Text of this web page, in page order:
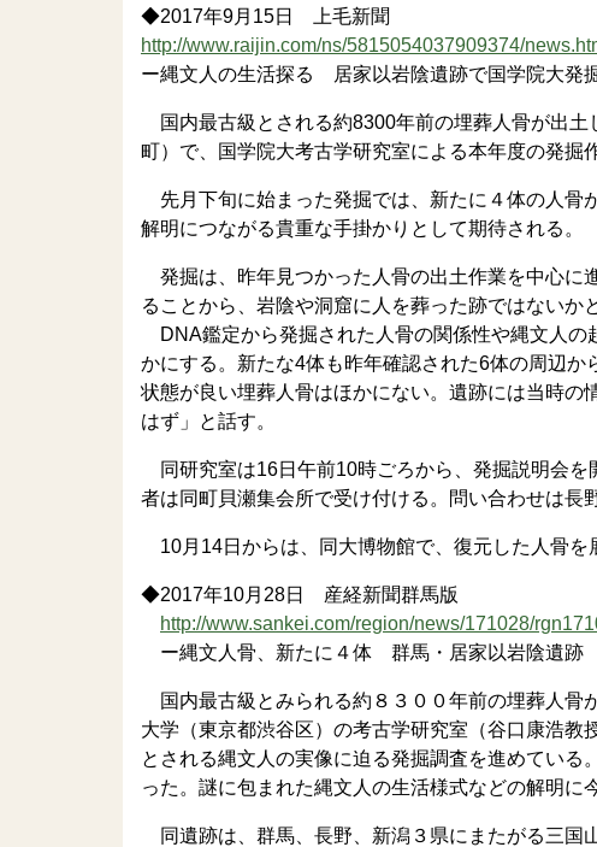
◆2017年9月15日 上毛新聞
http://www.raijin.com/ns/5815054037909374/
ー縄文人の生活探る 居家以岩陰遺跡で国学院大発
国内最古級とされる約8300年前の埋葬人骨が出
町）で、国学院大考古学研究室による本年度の発掘
先月下旬に始まった発掘では、新たに４体の人骨
解明につながる貴重な手掛かりとして期待される。
発掘は、昨年見つかった人骨の出土作業を中心に
ることから、岩陰や洞窟に人を葬った跡ではないか
DNA鑑定から発掘された人骨の関係性や縄文人の
かにする。新たな4体も昨年確認された6体の周辺
状態が良い埋葬人骨はほかにない。遺跡には当時の
はず」と話す。
同研究室は16日午前10時ごろから、発掘説明会を
者は同町貝瀬集会所で受け付ける。問い合わせは長
10月14日からは、同大博物館で、復元した人骨を
◆2017年10月28日 産経新聞群馬版
http://www.sankei.com/region/news/171028/
ー縄文人骨、新たに４体 群馬・居家以岩陰遺跡
国内最古級とみられる約８３００年前の埋葬人骨
大学（東京都渋谷区）の考古学研究室（谷口康浩教
とされる縄文人の実像に迫る発掘調査を進めてい
った。謎に包まれた縄文人の生活様式などの解明
同遺跡は、群馬、長野、新潟３県にまたがる三国